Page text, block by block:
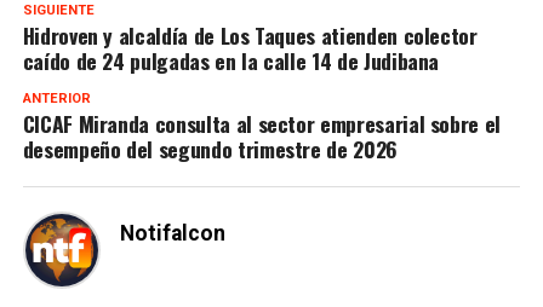
SIGUIENTE
Hidroven y alcaldía de Los Taques atienden colector
caído de 24 pulgadas en la calle 14 de Judibana
ANTERIOR
CICAF Miranda consulta al sector empresarial sobre el
desempeño del segundo trimestre de 2026
Notifalcon